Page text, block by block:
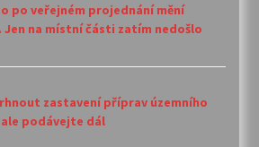
po veřejném projednání mění
na místní části zatím nedošlo
zastavení příprav územního
podávejte dál